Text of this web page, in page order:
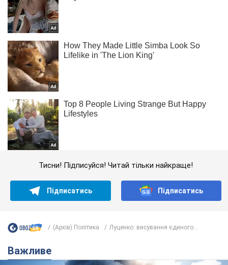
Тисни! Підписуйся! Читай тільки найкраще!
Підписатись Підписатись
(Архів) Політика Луценко: висування єдиного...
Важливе